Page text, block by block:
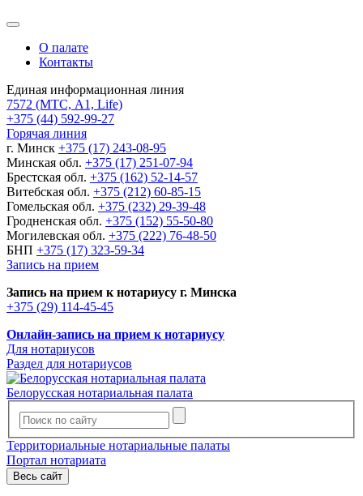
О палате
Контакты
Единая информационная линия
7572 (МТС, A1, Life)
+375 (44) 592-99-27
Горячая линия
г. Минск +375 (17) 243-08-95
Минская обл. +375 (17) 251-07-94
Брестская обл. +375 (162) 52-14-57
Витебская обл. +375 (212) 60-85-15
Гомельская обл. +375 (232) 29-39-48
Гродненская обл. +375 (152) 55-50-80
Могилевская обл. +375 (222) 76-48-50
БНП +375 (17) 323-59-34
Запись на прием
Запись на прием к нотариусу г. Минска
+375 (29) 114-45-45
Онлайн-запись на прием к нотариусу
Для нотариусов
Раздел для нотариусов
Белорусская нотариальная палата
Территориальные нотариальные палаты
Портал нотариата
Весь сайт